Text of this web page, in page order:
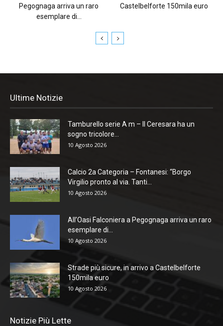
Pegognaga arriva un raro
esemplare di...
Castelbelforte 150mila euro
Ultime Notizie
Tamburello serie A m – Il Ceresara ha un
sogno tricolore...
10 Agosto 2026
Calcio 2a Categoria – Fontanesi: “Borgo
Virgilio pronto al via. Tanti...
10 Agosto 2026
All’Oasi Falconiera a Pegognaga arriva un raro
esemplare di...
10 Agosto 2026
Strade più sicure, in arrivo a Castelbelforte
150mila euro
10 Agosto 2026
Notizie Più Lette